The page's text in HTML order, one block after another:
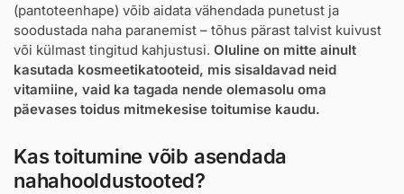
(pantoteenhape) võib aidata vähendada punetust ja
soodustada naha paranemist – tõhus pärast talvist kuivust
või külmast tingitud kahjustusi. Oluline on mitte ainult
kasutada kosmeetikatooteid, mis sisaldavad neid
vitamiine, vaid ka tagada nende olemasolu oma
päevases toidus mitmekesise toitumise kaudu.
Kas toitumine võib asendada
nahahooldustooted?